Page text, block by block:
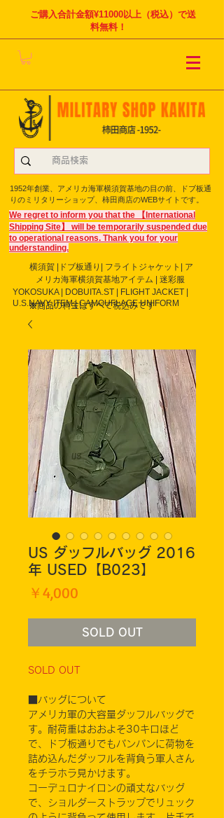
ご購入合計金額¥11000以上（税込）で送
料無料！
1952年創業、アメリカ海軍横須賀基地の目の前、ドブ板通
りのミリタリーショップ、柿田商店のWEBサイトです。
We regret to inform you that the 【International
Shipping Site】 will be temporarily suspended due
to operational reasons. Thank you for your
understanding.
横須賀 |ドブ板通り| フライト ジャケット| ア
メリカ海軍横須賀基地アイテム | 迷彩服
YOKOSUKA | DOBUITA.ST | FLIGHT JACKET |
U.S.NAVY ITEM | CAMOUFLAGE UNIFORM
※商品の料金はすべて税込みです
US ダッフルバッグ 2016
年 USED【B023】
￥4,000
SOLD OUT
SOLD OUT
■バッグについて
アメリカ軍の大容量ダッフルバッグで
す。耐荷重はおおよそ30キロほど
で、ドブ板通りでもパンパンに荷物を
詰め込んだダッフルを背負う軍人さん
をチラホラ見かけます。
コーデュロナイロンの頑丈なバッグ
で、ショルダーストラップでリュック